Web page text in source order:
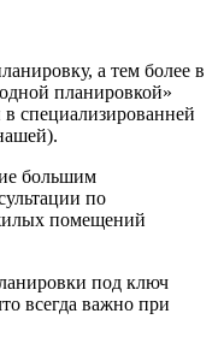
а тем более в
планировкой»
в специализированней
большим
по
помещений
под ключ
всегда важно при